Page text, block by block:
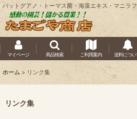
バットグアノ・トーマス菌・海藻エキス・マニラ
マイページ 商品検索 ご利用案内 送料につい
ホーム > リンク集
リンク集